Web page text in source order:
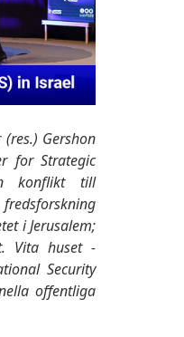
Gershon
for Strategic
konflikt till
i Jerusalem;
Vita huset -
Security
offentliga